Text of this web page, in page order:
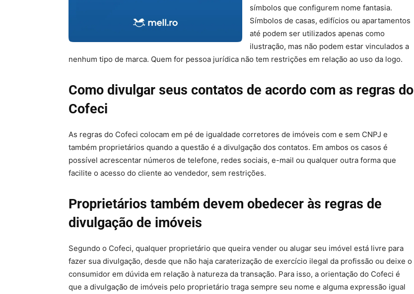
símbolos que configurem nome fantasia.
Símbolos de casas, edifícios ou apartamentos
até podem ser utilizados apenas como
ilustração, mas não podem estar vinculados a
nenhum tipo de marca. Quem for pessoa jurídica não tem restrições em relação ao uso da logo.
Como divulgar seus contatos de acordo com as regras do
Cofeci
As regras do Cofeci colocam em pé de igualdade corretores de imóveis com e sem CNPJ e
também proprietários quando a questão é a divulgação dos contatos. Em ambos os casos é
possível acrescentar números de telefone, redes sociais, e-mail ou qualquer outra forma que
facilite o acesso do cliente ao vendedor, sem restrições.
Proprietários também devem obedecer às regras de
divulgação de imóveis
Segundo o Cofeci, qualquer proprietário que queira vender ou alugar seu imóvel está livre para
fazer sua divulgação, desde que não haja caraterização de exercício ilegal da profissão ou deixe o
consumidor em dúvida em relação à natureza da transação. Para isso, a orientação do Cofeci é
que a divulgação de imóveis pelo proprietário traga sempre seu nome e alguma expressão igual